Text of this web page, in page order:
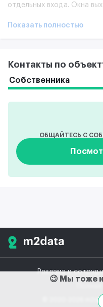
отдельных входа. Окна
электросети: до 50 кВт.
Показать полностью
Контакты по
Собственника
ОБЩАЙТЕСЬ С
Реклама и
© 2020-2026
😉 Мы тоже